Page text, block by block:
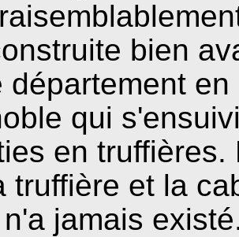
bien
département
qui
en
truffière et la
jamais